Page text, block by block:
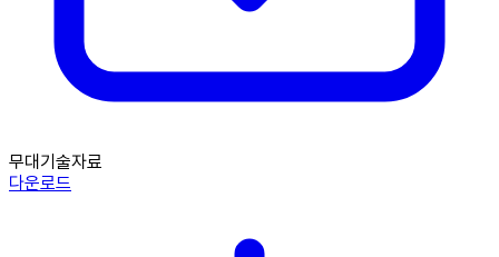
무대기술자료
다운로드